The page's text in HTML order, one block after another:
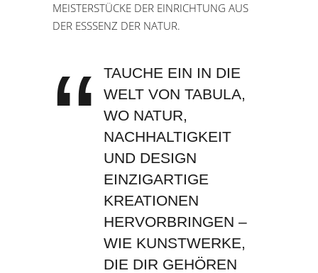
MEISTERSTÜCKE DER EINRICHTUNG AUS
DER ESSSENZ DER NATUR.
TAUCHE EIN IN DIE
WELT VON TABULA,
WO NATUR,
NACHHALTIGKEIT
UND DESIGN
EINZIGARTIGE
KREATIONEN
HERVORBRINGEN –
WIE KUNSTWERKE,
DIE DIR GEHÖREN